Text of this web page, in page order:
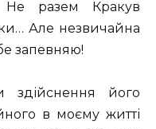
разем Кракув
Але незвичайна
запевняю!
здійснення його
в моєму житті